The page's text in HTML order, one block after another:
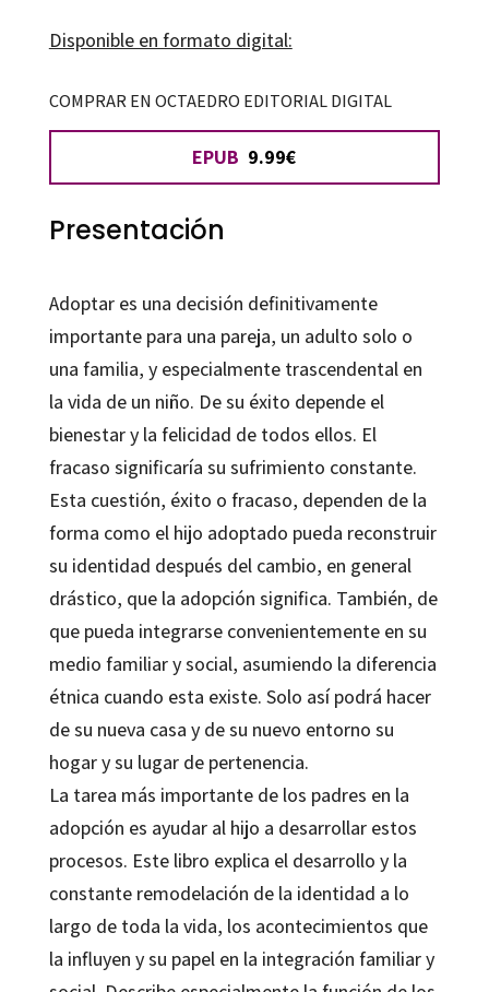
Disponible en formato digital:
COMPRAR EN OCTAEDRO EDITORIAL DIGITAL
EPUB 9.99€
Presentación
Adoptar es una decisión definitivamente
importante para una pareja, un adulto solo o
una familia, y especialmente trascendental en
la vida de un niño. De su éxito depende el
bienestar y la felicidad de todos ellos. El
fracaso significaría su sufrimiento constante.
Esta cuestión, éxito o fracaso, dependen de la
forma como el hijo adoptado pueda reconstruir
su identidad después del cambio, en general
drástico, que la adopción significa. También, de
que pueda integrarse convenientemente en su
medio familiar y social, asumiendo la diferencia
étnica cuando esta existe. Solo así podrá hacer
de su nueva casa y de su nuevo entorno su
hogar y su lugar de pertenencia.
La tarea más importante de los padres en la
adopción es ayudar al hijo a desarrollar estos
procesos. Este libro explica el desarrollo y la
constante remodelación de la identidad a lo
largo de toda la vida, los acontecimientos que
la influyen y su papel en la integración familiar y